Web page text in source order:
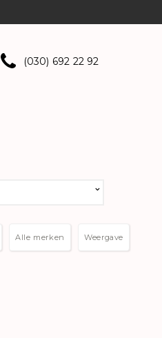
(030) 692 22 92
Weergave